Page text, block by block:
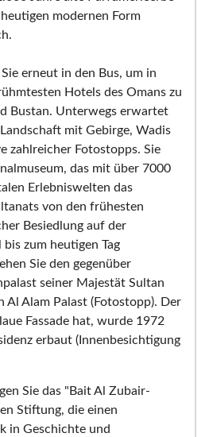
modernen Form
erneut in den Bus, um in
Hotels des Omans zu
Bustan. Unterwegs erwartet
mit Gebirge, Wadis
zahlreicher Fotostopps. Sie
das mit über 7000
Erlebniswelten das
von den frühesten
Besiedlung auf der
zum heutigen Tag
Sie den gegenüber
seiner Majestät Sultan
Al Alam Palast (Fotostopp). Der
Fassade hat, wurde 1972
erbaut (Innenbesichtigung
Sie das "Bait Al Zubair-
Stiftung, die einen
in Geschichte und